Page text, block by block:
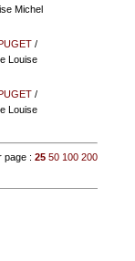
Michel
/
Louise
/
Louise
page : 25 50 100 200